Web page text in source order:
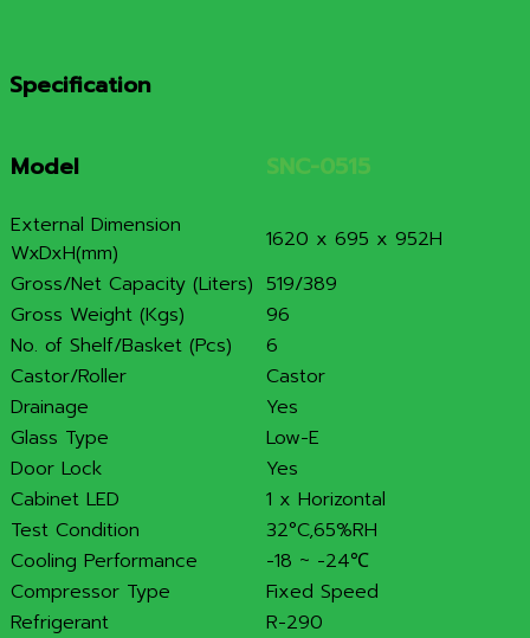
Specification
Model SNC-0515
External Dimension
WxDxH(mm)
1620 x 695 x 952H
Gross/Net Capacity (Liters) 519/389
Gross Weight (Kgs)
96
No. of Shelf/Basket (Pcs)
6
Castor/Roller
Castor
Drainage
Yes
Glass Type
Low-E
Door Lock
Yes
Cabinet LED
1 x Horizontal
Test Condition
32°C,65%RH
Cooling Performance
-18 ~ -24℃
Compressor Type
Fixed Speed
Refrigerant
R-290